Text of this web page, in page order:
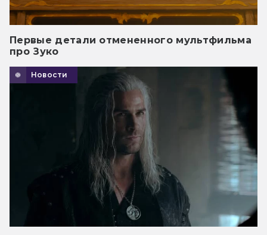
Первые детали отмененного мультфильма
про Зуко
Новости